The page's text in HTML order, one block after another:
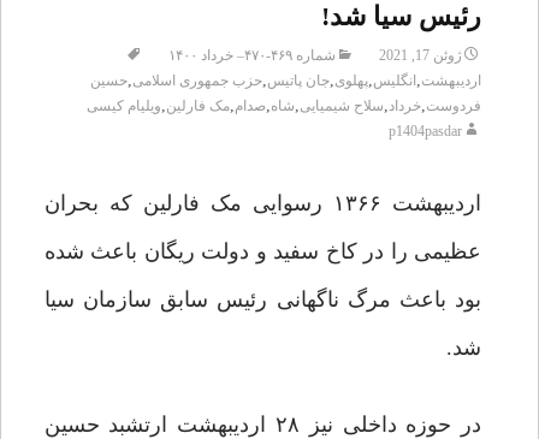
رئیس سیا شد!
ژوئن 17, 2021
شماره ۴۶۹-۴۷۰– خرداد ۱۴۰۰
اردیبهشت, انگلیس,پهلوی,جان پاتیس,حزب جمهوری اسلامی,حسین
فردوست,خرداد,سلاح شیمیایی,شاه,صدام,مک فارلین,ویلیام کیسی
p1404pasdar
اردیبهشت ۱۳۶۶ رسوایی مک فارلین که بحران
عظیمی را در کاخ سفید و دولت ریگان باعث شده
بود باعث مرگ ناگهانی رئیس سابق سازمان سیا
شد.
در حوزه داخلی نیز ۲۸ اردیبهشت ارتشبد حسین